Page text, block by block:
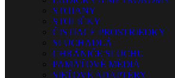
STOJANY
STOLIČKY
ČISTIACE PROSTRIEDKY
SLÚCHADLÁ
CHRÁNIČE SLUCHU
PAMÄŤOVÉ MÉDIÁ
SIEŤOVÉ ADAPTÉRY